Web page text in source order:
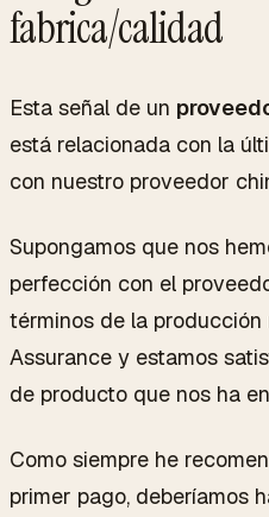
fabrica/calidad
Esta señal de un
está relacionada con la
con nuestro proveedor
Supongamos que nos
perfección con el
términos de la
Assurance y estamos
de producto que nos ha
Como siempre he
primer pago, deberíamos